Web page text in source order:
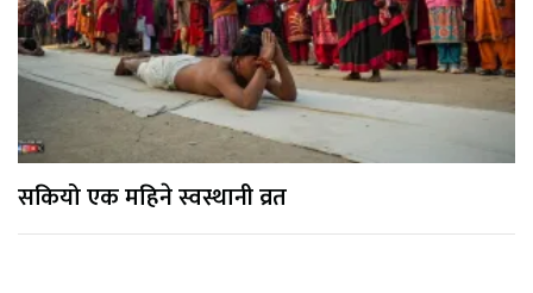
सकियो एक महिने स्वस्थानी व्रत